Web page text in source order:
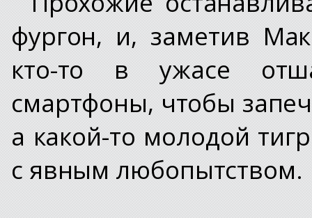
фургон, и, заметив
кто-то в ужасе
смартфоны, чтобы
а какой-то молодой
с явным любопытством.